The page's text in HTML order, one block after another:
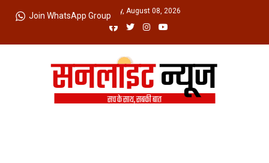
Saturday, August 08, 2026
Join WhatsApp Group